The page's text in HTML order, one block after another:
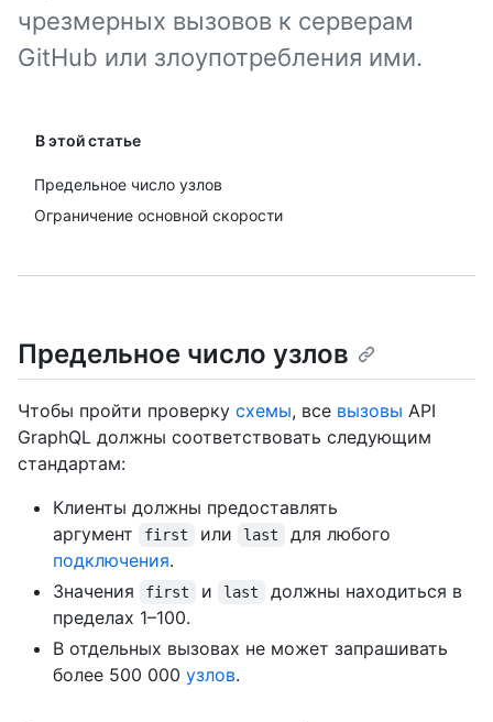
чрезмерных вызовов к серверам
GitHub или злоупотребления ими.
В этой статье
Предельное число узлов
Ограничение основной скорости
Предельное число узлов
Чтобы пройти проверку схемы, все вызовы API
GraphQL должны соответствовать следующим
стандартам:
Клиенты должны предоставлять
аргумент
first или last
для любого
подключения.
Значения
first и last
должны находиться в
пределах 1–100.
В отдельных вызовах не может запрашивать
более 500 000 узлов.